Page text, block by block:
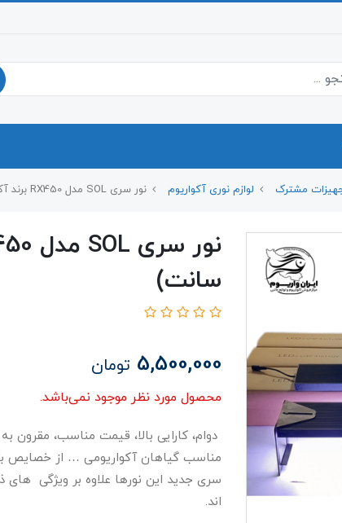
مشترک لوازم نوری آکواریوم نور سری SOL مدل RX450 برند آکواسان (45 سانت)
سانت)
5,500,000 تومان
محصول مورد نظر موجود نمی‌باشد.
دوام، کارایی بالا، قیمت مناسب، مقرون
سری جدید این نورها علاوه بر ویژگی های
اند.